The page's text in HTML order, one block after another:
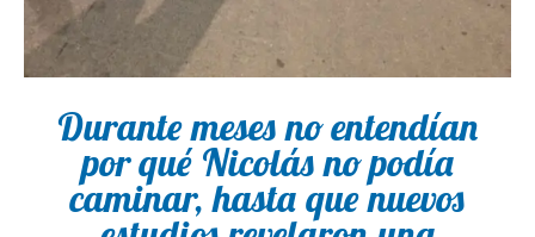
Durante meses no entendían
por qué Nicolás no podía
caminar, hasta que nuevos